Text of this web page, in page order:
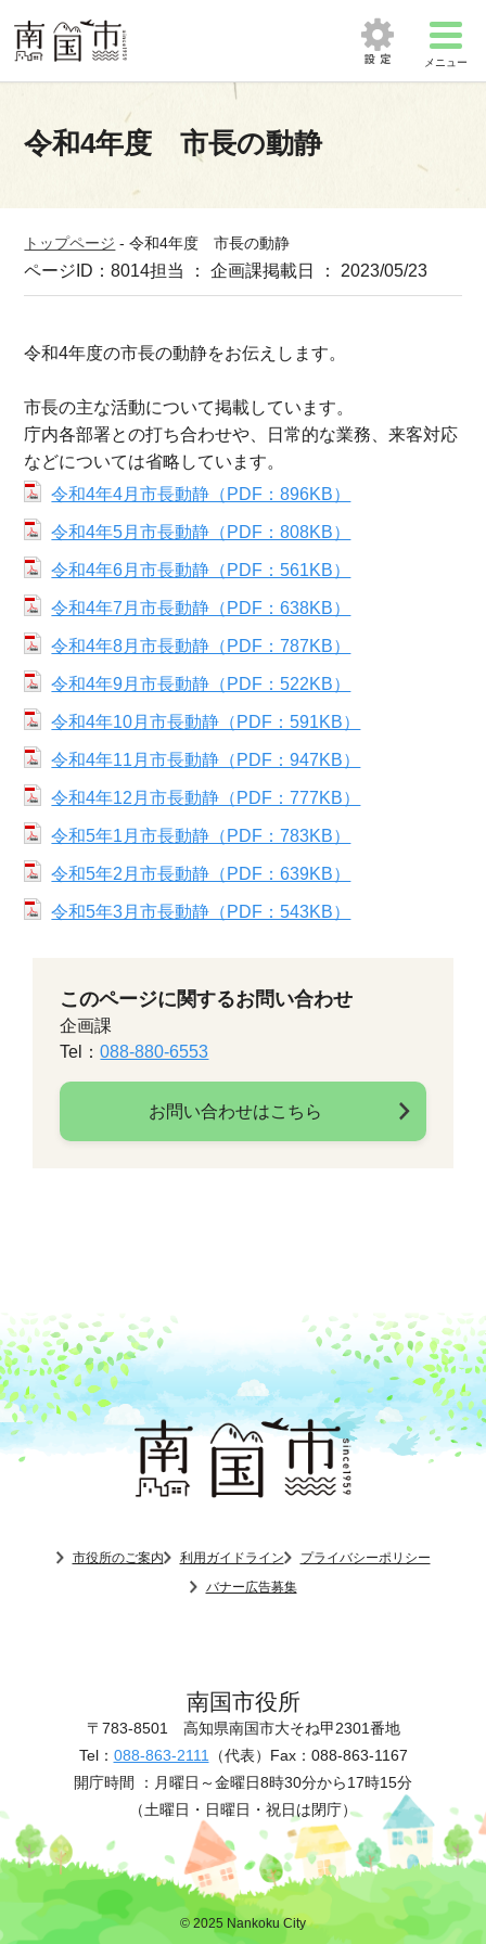
メニュー
令和4年度 市長の動静
トップページ -令和4年度 市長の動静
ページID：8014担当 ： 企画課掲載日 ： 2023/05/23
令和4年度の市長の動静をお伝えします。
市長の主な活動について掲載しています。
庁内各部署との打ち合わせや、日常的な業務、来客対応
などについては省略しています。
令和4年4月市長動静（PDF：896KB）
令和4年5月市長動静（PDF：808KB）
令和4年6月市長動静（PDF：561KB）
令和4年7月市長動静（PDF：638KB）
令和4年8月市長動静（PDF：787KB）
令和4年9月市長動静（PDF：522KB）
令和4年10月市長動静（PDF：591KB）
令和4年11月市長動静（PDF：947KB）
令和4年12月市長動静（PDF：777KB）
令和5年1月市長動静（PDF：783KB）
令和5年2月市長動静（PDF：639KB）
令和5年3月市長動静（PDF：543KB）
このページに関するお問い合わせ
企画課
Tel：088-880-6553
お問い合わせはこちら
市役所のご案内 利用ガイドライン
プライバシーポリシー
バナー広告募集
南国市役所
〒783-8501 高知県南国市大そね甲2301番地
Tel： 088-863-2111 （代表） Fax：088-863-1167
開庁時間 ： 月曜日～金曜日8時30分から17時15分
（土曜日・日曜日・祝日は閉庁）
© 2025 Nankoku City